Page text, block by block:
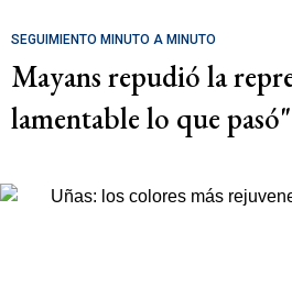
SEGUIMIENTO MINUTO A MINUTO
Mayans repudió la
lamentable lo que pasó"